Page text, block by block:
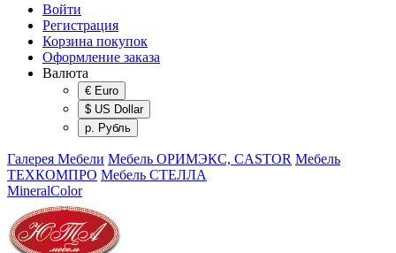
Войти
Регистрация
Корзина покупок
Оформление заказа
Валюта
€ Euro
$ US Dollar
р. Рубль
Галерея Мебели Мебель ОРИМЭКС, CASTOR Мебель
ТЕХКОМПРО Мебель СТЕЛЛА
MineralColor